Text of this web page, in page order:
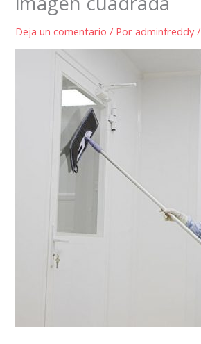
Deja un comentario / Poradminfreddy/